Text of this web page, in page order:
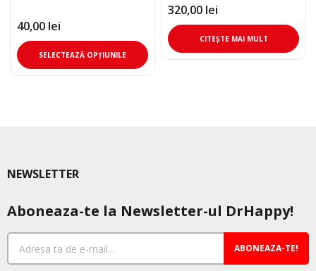
40,00 lei
SELECTEAZĂ OPȚIUNILE
Acest
în
320,00 lei
CITEȘTE MAI MULT
NEWSLETTER
Aboneaza-te la Newsletter-ul DrHappy!
ABONEAZA-TE!